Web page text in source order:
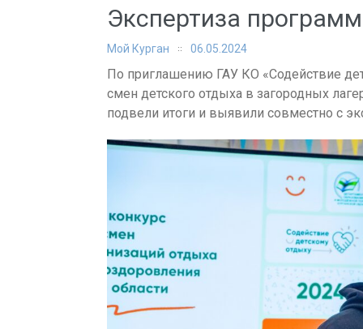
Экспертиза
Мой Курган 06.05.2024
По приглашению ГАУ КО «Содействие
смен детского отдыха в загородных
подвели итоги и выявили совместно с